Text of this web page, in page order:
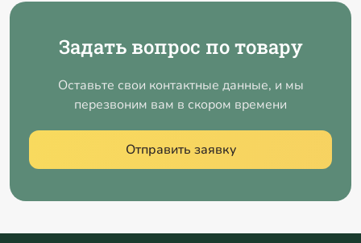
Задать вопрос по товару
Оставьте свои контактные данные, и мы
перезвоним вам в скором времени
Отправить заявку